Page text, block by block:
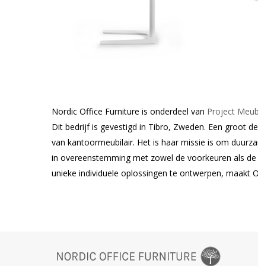
Nordic Office Furniture is onderdeel van Project
Dit bedrijf is gevestigd in Tibro, Zweden. Een groot
van kantoormeubilair. Het is haar missie is om
in overeenstemming met zowel de voorkeuren als
unieke individuele oplossingen te ontwerpen, maakt